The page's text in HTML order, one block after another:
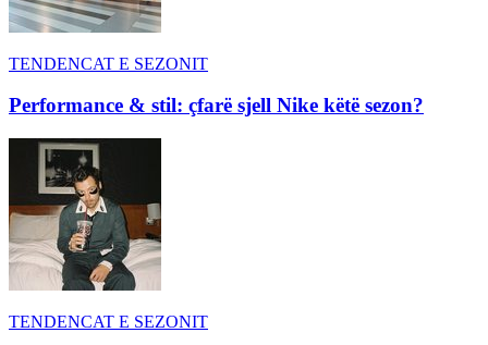
TENDENCAT E SEZONIT
Performance & stil: çfarë sjell Nike këtë sezon?
TENDENCAT E SEZONIT